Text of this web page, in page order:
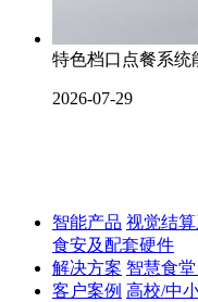
特色档口点餐系统
2026-07-29
智能产品 视觉结
食安及配套硬件
解决方案 智慧食堂
客户案例 高校/中